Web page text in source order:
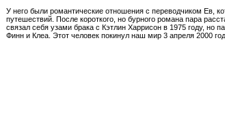
У него были романтические отношения с переводчиком Ев,
путешествий. После короткого, но бурного романа пара
связал себя узами брака с Кэтлин Харрисон в 1975 году, но
Финн и Клеа. Этот человек покинул наш мир 3 апреля 2000